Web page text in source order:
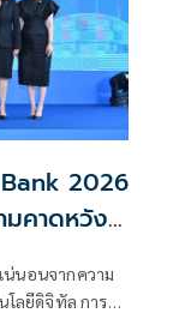
2026
มคาดหวัง
น่นอนจากความ
โลยีดิจิทัล การ